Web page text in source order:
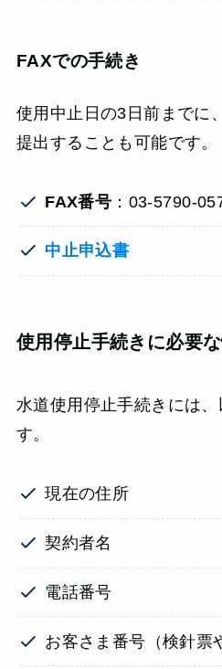
FAXでの手続き
使用中止日の3日前までに
提出することも可能です。
FAX番号 ：03-5790-
中止申込書
使用停止手続きに必要
水道使用停止手続きには
す。
現在の住所
契約者名
電話番号
お客さま番号（検針票